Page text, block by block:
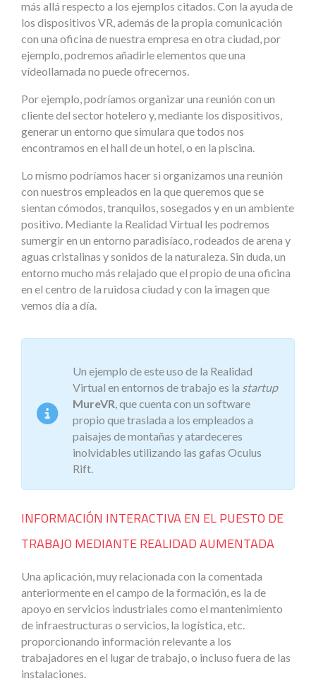
más allá respecto a los ejemplos citados. Con la ayuda de
los dispositivos VR, además de la propia comunicación
con una oficina de nuestra empresa en otra ciudad, por
ejemplo, podremos añadirle elementos que una
vídeollamada no puede ofrecernos.
Por ejemplo, podríamos organizar una reunión con un
cliente del sector hotelero y, mediante los dispositivos,
generar un entorno que simulara que todos nos
encontramos en el hall de un hotel, o en la piscina.
Lo mismo podríamos hacer si organizamos una reunión
con nuestros empleados en la que queremos que se
sientan cómodos, tranquilos, sosegados y en un ambiente
positivo. Mediante la Realidad Virtual les podremos
sumergir en un entorno paradisíaco, rodeados de arena y
aguas cristalinas y sonidos de la naturaleza. Sin duda, un
entorno mucho más relajado que el propio de una oficina
en el centro de la ruidosa ciudad y con la imagen que
vemos día a día.
Un ejemplo de este uso de la Realidad
Virtual en entornos de trabajo es la startup
MureVR , que cuenta con un software
propio que traslada a los empleados a
paisajes de montañas y atardeceres
inolvidables utilizando las gafas Oculus
Rift.
INFORMACIÓN INTERACTIVA EN EL PUESTO DE
TRABAJO MEDIANTE REALIDAD AUMENTADA
Una aplicación, muy relacionada con la comentada
anteriormente en el campo de la formación, es la de
apoyo en servicios industriales como el mantenimiento
de infraestructuras o servicios, la logística, etc.
proporcionando información relevante a los
trabajadores en el lugar de trabajo, o incluso fuera de las
instalaciones.